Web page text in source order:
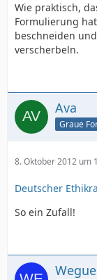
Wie praktisch,
Formulierung
beschneiden
verscherbeln.
Ava
Graue
8. Oktober 2012 um
Deutscher
So ein Zufall!